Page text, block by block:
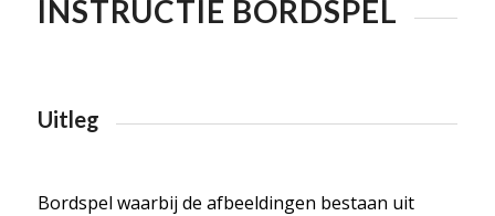
INSTRUCTIE BORDSPEL
Uitleg
Bordspel waarbij de afbeeldingen bestaan uit